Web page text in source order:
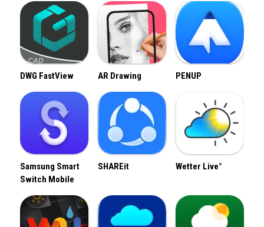
DWG FastView AR Drawing PENUP
Samsung Smart
Switch Mobile
SHAREit Wetter Live°